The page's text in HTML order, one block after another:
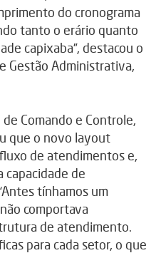
do cronograma
tanto o erário quanto
capixaba”, destacou o
Gestão Administrativa,
Comando e Controle,
que o novo layout
de atendimentos e,
capacidade de
tínhamos um
comportava
de atendimento.
para cada setor, o que